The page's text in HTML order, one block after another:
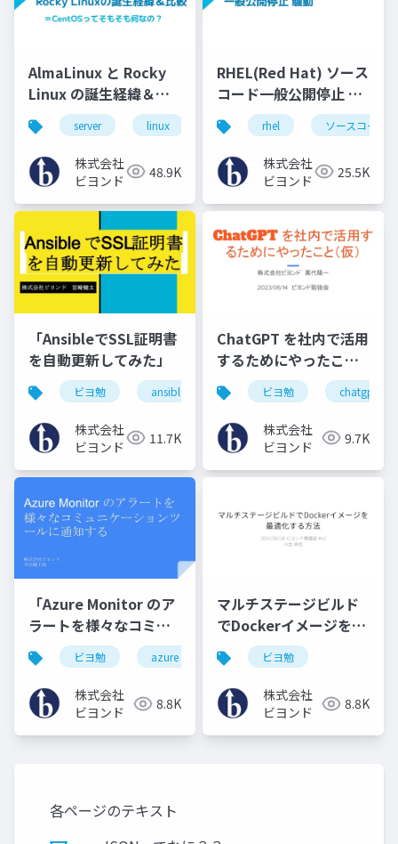
AlmaLinux と Rocky
Linux の誕生経緯＆比
較
server linux os
株式会社
ビヨンド
48.9K
RHEL(Red Hat) ソース
コード一般公開停止 騒
動
rhel ソースコード
株式会社
ビヨンド
25.5K
「AnsibleでSSL証明書
を自動更新してみた」
ビヨ勉 ansibl ssl
株式会社
ビヨンド
11.7K
ChatGPT を社内で活用
するためにやったこと
（仮） ビヨ勉 chatgpt
株式会社
ビヨンド
9.7K
「Azure Monitor のア
ラートを様々なコミュ
ニケーションツールに
通知する」
ビヨ勉 azure
株式会社
ビヨンド
8.8K
マルチステージビルド
でDockerイメージを最
適化する方法
ビヨ勉
株式会社
ビヨンド
8.8K
各ページのテキスト